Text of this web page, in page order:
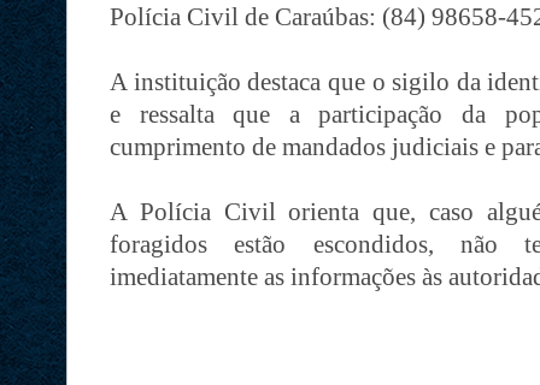
Polícia Civil de Caraúbas: (84) 98658-
A instituição destaca que o sigilo da
e ressalta que a participação da
cumprimento de mandados judiciais e
A Polícia Civil orienta que, caso
foragidos estão escondidos, não
imediatamente as informações às